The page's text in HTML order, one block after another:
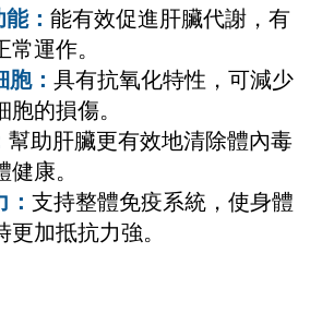
： 能有效促進肝臟代謝，有
運作。
： 具有抗氧化特性，可減少
的損傷。
幫助肝臟更有效地清除體內毒
康。
支持整體免疫系統，使身體
加抵抗力強。